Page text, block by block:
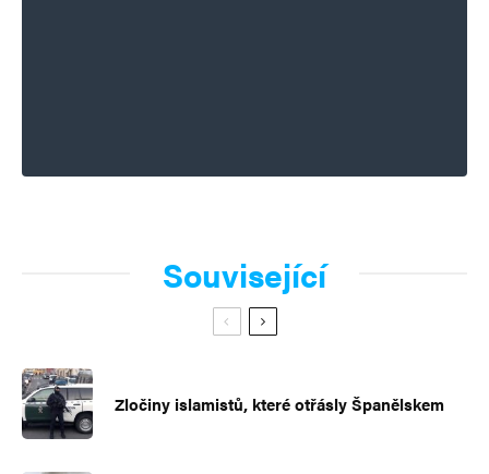
Související
Zločiny islamistů, které otřásly Španělskem